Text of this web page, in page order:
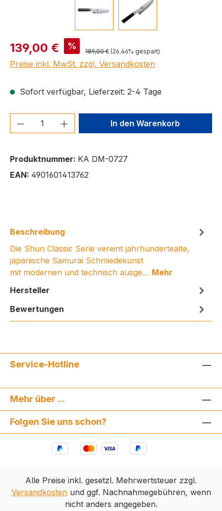
Verkaufspreis:
139,00 € % Regulärer Preis:
189,00 € (26.46% gespart)
Preise inkl. MwSt. zzgl. Versandkosten
Sofort verfügbar, Lieferzeit: 2-4 Tage
Produkt Anzahl: Gib denIn den Warenkorb
Produktnummer: KA DM-0727
EAN: 4901601413762
Beschreibung
Die Shun Classic Serie vereint jahrhundertealte,
japanische Samurai Schmiedekunst
mit modernen und technisch ausge… Mehr
Hersteller
Bewertungen
Service-Hotline
Mehr über ...
Folgen Sie uns schon?
Alle Preise inkl. gesetzl. Mehrwertsteuer zzgl.
Versandkostenund ggf. Nachnahmegebühren, wenn
nicht anders angegeben.